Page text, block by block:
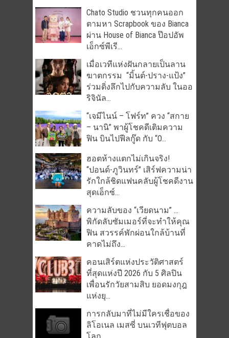
Chato Studio ชวนทุกคนออก
ตามหา Scrapbook ของ Bianca
ผ่าน House of Bianca ป๊อปอัพ
เอ็กซ์พีเรี...
เมื่อเวทีแห่งฝันกลายเป็นลาน
ฆาตกรรม “มิ้นต์-ปราง-แป้ง”
ร่วมดิ่งลึกไปกับความลับ ในออ
ริจินัล...
“เจมีไนน์ – โฟร์ท” ควง “สกาย
– นานิ” พาผู้โชคดีเติมความ
ฟิน บินไปฟีลกู๊ด กับ “O...
ฮอตห้างแตกไม่เกินจริง!
“ปอนด์-ภูวินทร์” เสิร์ฟความน่า
รักใกล้ชิดแฟนคลับผู้โชคดีงาน
สุดเอ็กซ์...
ความลับของ “เวียดนาม” …
พิกัดลับซัมเมอร์ที่จะทำให้คุณ
ฟิน สวรรค์พักผ่อนใกล้บ้านที่
คาดไม่ถึง...
คอนเสิร์ตแห่งประวัติศาสตร์
ที่สุดแห่งปี 2026 กับ 5 ศิลปิน
เพื่อนรักวัยสามสิบ ยอดมงกุฎ
แห่งยุ...
การกลับมาที่ไม่มีใครเชื่อของ
ลิโอเนล เมสซี่ บนเวทีฟุตบอล